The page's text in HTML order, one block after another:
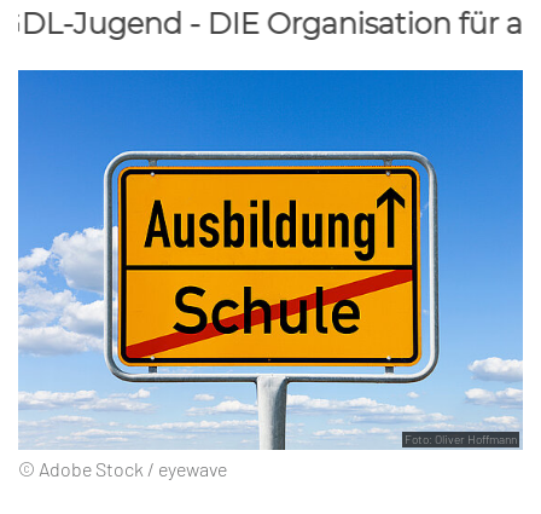
- DIE Organisation für alle jungen
Foto: Oliver Hoffmann
© Adobe Stock / eyewave